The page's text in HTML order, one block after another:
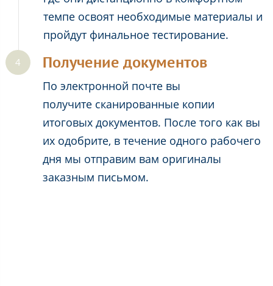
темпе освоят необходимые материалы и
пройдут финальное тестирование.
Получение документов
По электронной почте вы
получите сканированные копии
итоговых документов. После того как вы
их одобрите, в течение одного рабочего
дня мы отправим вам оригиналы
заказным письмом.